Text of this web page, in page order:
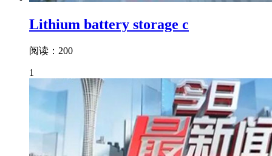
Lithium battery storage c
阅读：200
1